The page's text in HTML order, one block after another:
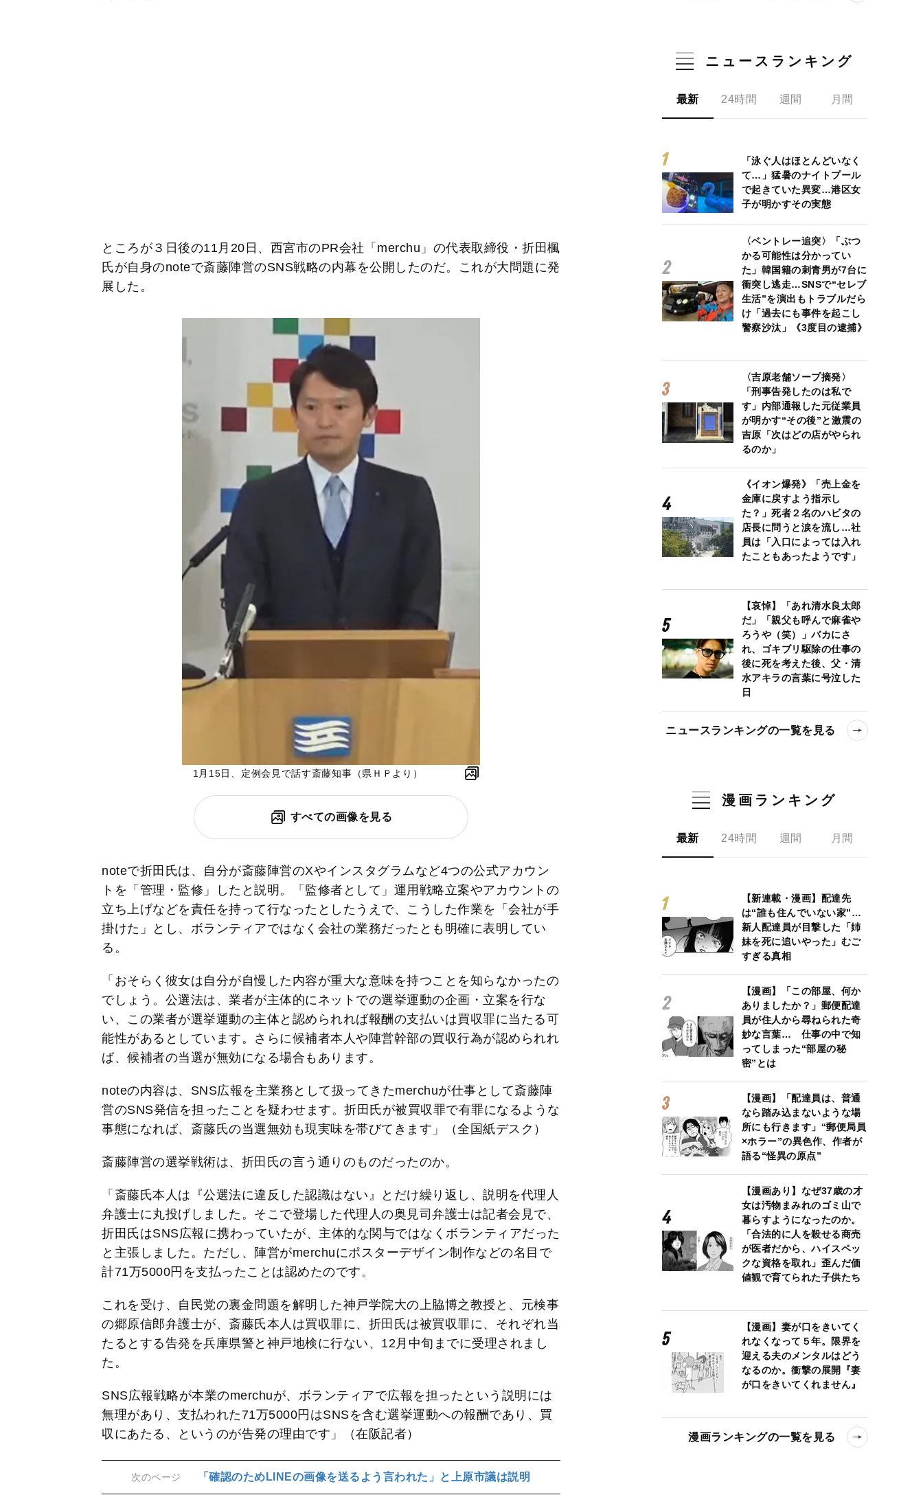
ところが３日後の11月20日、西宮市のPR会社「merchu」の代表取締役・折田楓
氏が自身のnoteで斎藤陣営のSNS戦略の内幕を公開したのだ。これが大問題に発
展した。
1月15日、定例会見で話す斎藤知事（県ＨＰより）
すべての画像を見る
noteで折田氏は、自分が斎藤陣営のXやインスタグラムなど4つの公式アカウン
トを「管理・監修」したと説明。「監修者として」運用戦略立案やアカウントの
立ち上げなどを責任を持って行なったとしたうえで、こうした作業を「会社が手
掛けた」とし、ボランティアではなく会社の業務だったとも明確に表明してい
る。
「おそらく彼女は自分が自慢した内容が重大な意味を持つことを知らなかったの
でしょう。公選法は、業者が主体的にネットでの選挙運動の企画・立案を行な
い、この業者が選挙運動の主体と認められれば報酬の支払いは買収罪に当たる可
能性があるとしています。さらに候補者本人や陣営幹部の買収行為が認められれ
ば、候補者の当選が無効になる場合もあります。
noteの内容は、SNS広報を主業務として扱ってきたmerchuが仕事として斎藤陣
営のSNS発信を担ったことを疑わせます。折田氏が被買収罪で有罪になるような
事態になれば、斎藤氏の当選無効も現実味を帯びてきます」（全国紙デスク）
斎藤陣営の選挙戦術は、折田氏の言う通りのものだったのか。
「斎藤氏本人は『公選法に違反した認識はない』とだけ繰り返し、説明を代理人
弁護士に丸投げしました。そこで登場した代理人の奥見司弁護士は記者会見で、
折田氏はSNS広報に携わっていたが、主体的な関与ではなくボランティアだった
と主張しました。ただし、陣営がmerchuにポスターデザイン制作などの名目で
計71万5000円を支払ったことは認めたのです。
これを受け、自民党の裏金問題を解明した神戸学院大の上脇博之教授と、元検事
の郷原信郎弁護士が、斎藤氏本人は買収罪に、折田氏は被買収罪に、それぞれ当
たるとする告発を兵庫県警と神戸地検に行ない、12月中旬までに受理されまし
た。
SNS広報戦略が本業のmerchuが、ボランティアで広報を担ったという説明には
無理があり、支払われた71万5000円はSNSを含む選挙運動への報酬であり、買
収にあたる、というのが告発の理由です」（在阪記者）
次のページ 「確認のためLINEの画像を送るよう言われた」と上原市議は説明
ニュースランキング
最新 24時間 週間 月間
「泳ぐ人はほとんどいなく
て…」猛暑のナイトプール
で起きていた異変…港区女
子が明かすその実態
〈ベントレー追突〉「ぶつ
かる可能性は分かってい
た」韓国籍の刺青男が7台に
衝突し逃走…SNSで“セレブ
生活”を演出もトラブルだら
け「過去にも事件を起こし
警察沙汰」《3度目の逮捕》
〈吉原老舗ソープ摘発〉
「刑事告発したのは私で
す」内部通報した元従業員
が明かす“その後”と激震の
吉原「次はどの店がやられ
るのか」
《イオン爆発》「売上金を
金庫に戻すよう指示し
た？」死者２名のハビタの
店長に問うと涙を流し…社
員は「入口によっては入れ
たこともあったようです」
【哀悼】「あれ清水良太郎
だ」「親父も呼んで麻雀や
ろうや（笑）」バカにさ
れ、ゴキブリ駆除の仕事の
後に死を考えた後、父・清
水アキラの言葉に号泣した
日
ニュースランキングの一覧を見る
漫画ランキング
最新 24時間 週間 月間
【新連載・漫画】配達先
は“誰も住んでいない家”…
新人配達員が目撃した「姉
妹を死に追いやった」むご
すぎる真相
【漫画】「この部屋、何か
ありましたか？」郵便配達
員が住人から尋ねられた奇
妙な言葉… 仕事の中で知
ってしまった“部屋の秘
密”とは
【漫画】「配達員は、普通
なら踏み込まないような場
所にも行きます」“郵便局員
×ホラー”の異色作、作者が
語る“怪異の原点”
【漫画あり】なぜ37歳の才
女は汚物まみれのゴミ山で
暮らすようになったのか。
「合法的に人を殺せる商売
が医者だから、ハイスペッ
クな資格を取れ」歪んだ価
値観で育てられた子供たち
【漫画】妻が口をきいてく
れなくなって５年。限界を
迎える夫のメンタルはどう
なるのか。衝撃の展開『妻
が口をきいてくれません』
漫画ランキングの一覧を見る